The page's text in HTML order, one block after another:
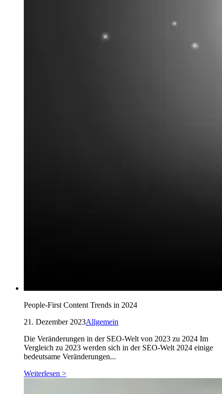
People-First Content Trends in 2024
21. Dezember 2023Allgemein
Die Veränderungen in der SEO-Welt von 2023 zu 2024 Im
Vergleich zu 2023 werden sich in der SEO-Welt 2024 einige
bedeutsame Veränderungen...
Weiterlesen >